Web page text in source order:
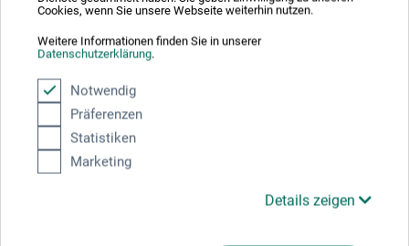
Cookies, wenn Sie unsere Webseite weiterhin nutzen.
Weitere Informationen finden Sie in unserer
Datenschutzerklärung.
Notwendig
Präferenzen
Statistiken
Marketing
Details zeigen
Produktbewertungen (0)